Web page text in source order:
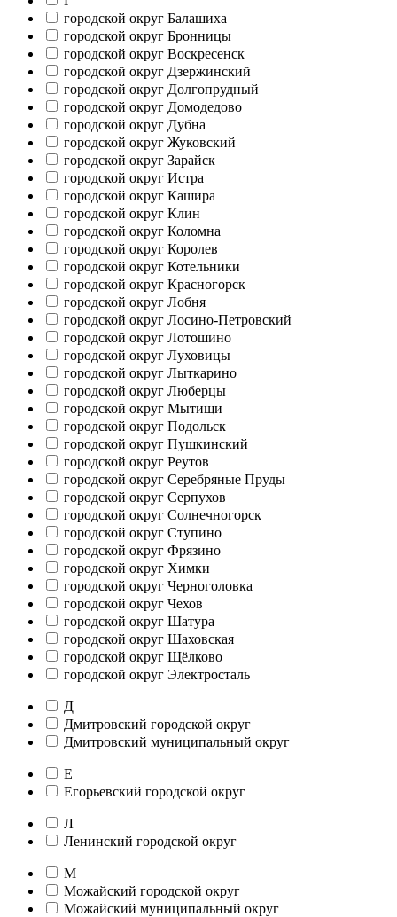
городской округ Балашиха
городской округ Бронницы
городской округ Воскресенск
городской округ Дзержинский
городской округ Долгопрудный
городской округ Домодедово
городской округ Дубна
городской округ Жуковский
городской округ Зарайск
городской округ Истра
городской округ Кашира
городской округ Клин
городской округ Коломна
городской округ Королев
городской округ Котельники
городской округ Красногорск
городской округ Лобня
городской округ Лосино-Петровский
городской округ Лотошино
городской округ Луховицы
городской округ Лыткарино
городской округ Люберцы
городской округ Мытищи
городской округ Подольск
городской округ Пушкинский
городской округ Реутов
городской округ Серебряные Пруды
городской округ Серпухов
городской округ Солнечногорск
городской округ Ступино
городской округ Фрязино
городской округ Химки
городской округ Черноголовка
городской округ Чехов
городской округ Шатура
городской округ Шаховская
городской округ Щёлково
городской округ Электросталь
Д
Дмитровский городской округ
Дмитровский муниципальный округ
Е
Егорьевский городской округ
Л
Ленинский городской округ
М
Можайский городской округ
Можайский муниципальный округ